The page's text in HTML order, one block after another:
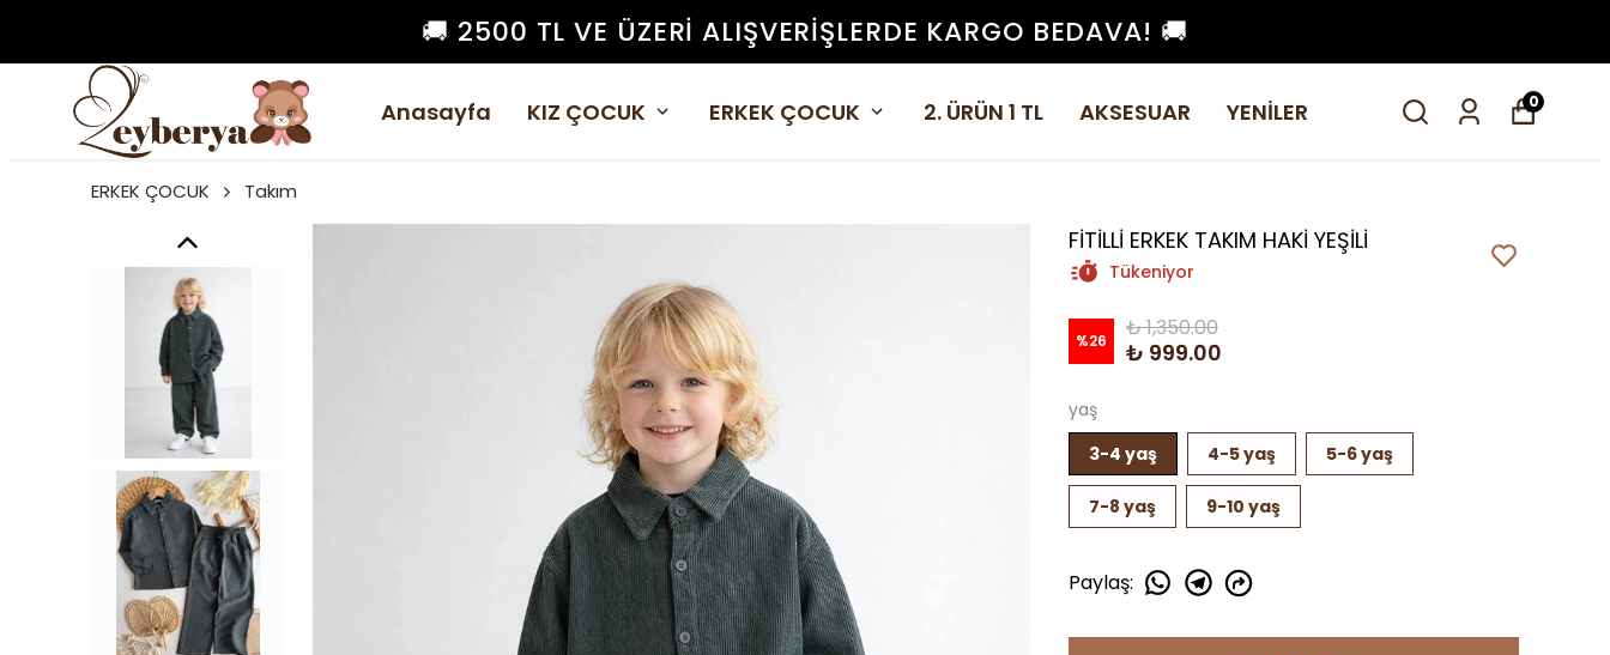
🚚 2500 TL VE ÜZERI ALIŞVERIŞLERDE KARGO BEDAVA! 🚚
Anasayfa KIZ ÇOCUK ERKEK ÇOCUK 2. ÜRÜN 1 TL AKSESUAR YENİLER 0
ERKEK ÇOCUK Takım
FİTİLLİ ERKEK TAKIM HAKİ YEŞİLİ
Tükeniyor
%26 ₺ 1,350.00
₺ 999.00
yaş
3-4 yaş
4-5 yaş 5-6 yaş
7-8 yaş 9-10 yaş
Paylaş: